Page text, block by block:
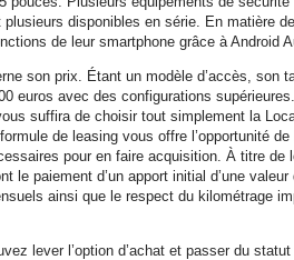
disponibles en série. En matière
de leur smartphone grâce à Android
son prix. Étant un modèle d’accès, son
euros avec des configurations
suffira de choisir tout simplement la
de leasing vous offre l’opportunité
pour en faire acquisition. À titre de
le paiement d’un apport initial d’une
ainsi que le respect du kilométrage
lever l’option d’achat et passer du